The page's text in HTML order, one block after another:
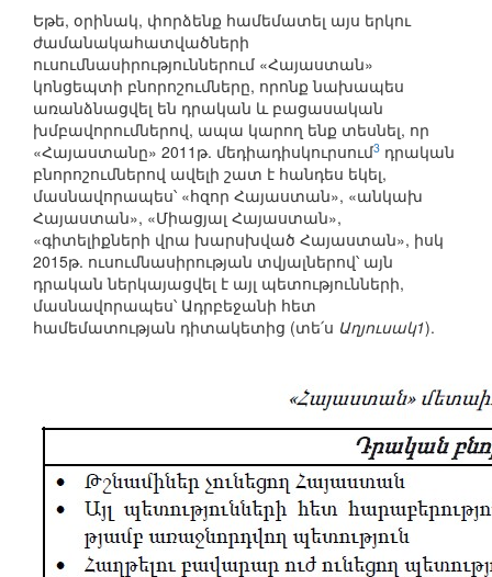
Եթե, օրինակ, փորձենք համեմատել այս երկու
ժամանակահատվածների
ուսումնասիրություններում «Հայաստան»
կոնցեպտի բնորոշումները, որոնք նախապես
առանձնացվել են դրական և բացասական
խմբավորումներով, ապա կարող ենք տեսնել, որ
«Հայաստանը» 2011թ. մեդիադիսկուրսում3 դրական
բնորոշումներով ավելի շատ է հանդես եկել,
մասնավորապես՝ «հզոր Հայաստան», «անկախ
Հայաստան», «Միացյալ Հայաստան»,
«գիտելիքների վրա խարսխված Հայաստան», իսկ
2015թ. ուսումնասիրության տվյալներով՝ այն
դրական ներկայացվել է այլ պետությունների,
մասնավորապես՝ Ադրբեջանի հետ
համեմատության դիտակետից (տե՛ս Աղյուսակ1).